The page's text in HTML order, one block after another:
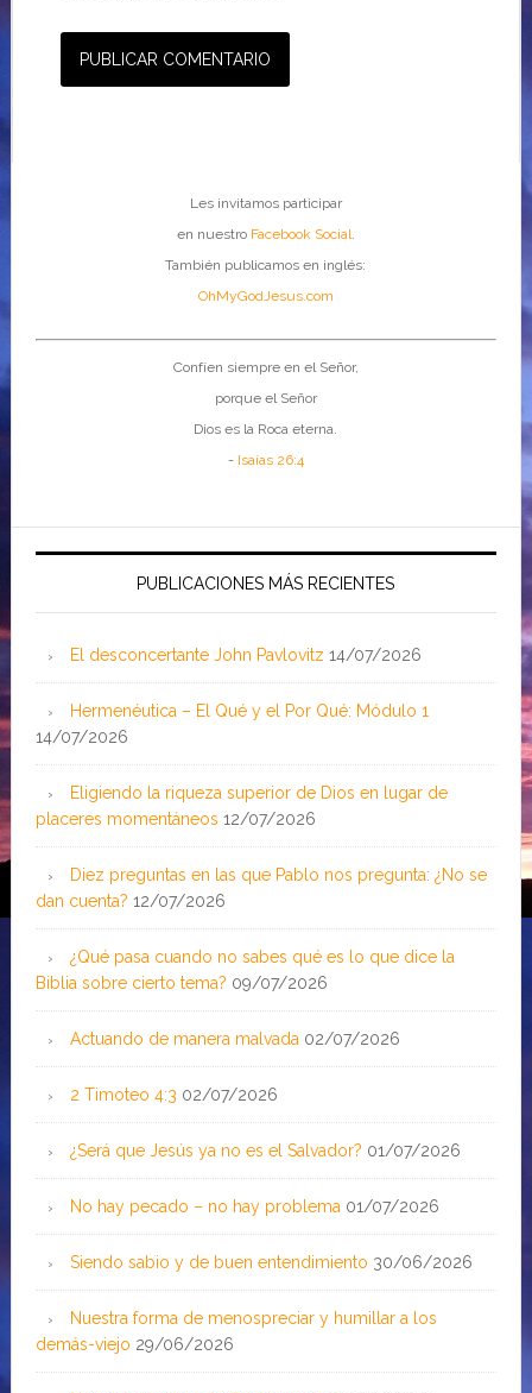
Les invitamos participar
en nuestro Facebook Social.
También publicamos en inglés:
OhMyGodJesus.com
Confíen siempre en el Señor,
porque el Señor
Dios es la Roca eterna.
- Isaías 26:4
PUBLICACIONES MÁS RECIENTES
El desconcertante John Pavlovitz 14/07/2026
Hermenéutica – El Qué y el Por Qué: Módulo 1
14/07/2026
Eligiendo la riqueza superior de Dios en lugar de
placeres momentáneos 12/07/2026
Diez preguntas en las que Pablo nos pregunta: ¿No se
dan cuenta? 12/07/2026
¿Qué pasa cuando no sabes qué es lo que dice la
Biblia sobre cierto tema? 09/07/2026
Actuando de manera malvada 02/07/2026
2 Timoteo 4:3 02/07/2026
¿Será que Jesús ya no es el Salvador? 01/07/2026
No hay pecado – no hay problema 01/07/2026
Siendo sabio y de buen entendimiento 30/06/2026
Nuestra forma de menospreciar y humillar a los
demás-viejo 29/06/2026